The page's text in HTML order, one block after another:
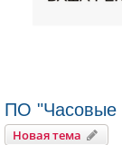
ПО "Часовые
Новая тема